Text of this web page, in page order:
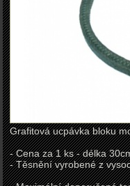
Grafitová ucpávka bloku
- Cena za 1 ks - délka
- Těsnění vyrobené z